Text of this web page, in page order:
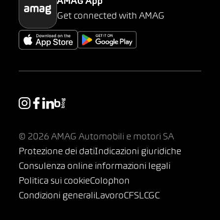
AMAG App
Get connected with AMAG
© 2026 AMAG Automobili e motori SA
Protezione dei datiIndicazioni giuridiche
Consulenza online informazioni legali
Politica sui cookieColophon
Condizioni generaliLavoroCFSLCGC